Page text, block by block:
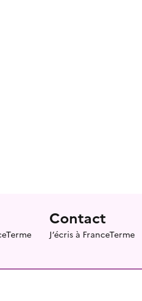
Contact
J’écris à FranceTerme